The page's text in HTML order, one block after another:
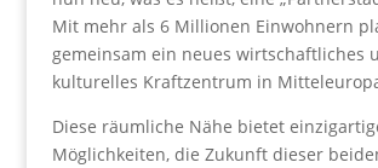
Mit mehr als 6 Millionen Einwohnern
gemeinsam ein neues wirtschaftliches
kulturelles Kraftzentrum in
Diese räumliche Nähe bietet
Möglichkeiten, die Zukunft dieser